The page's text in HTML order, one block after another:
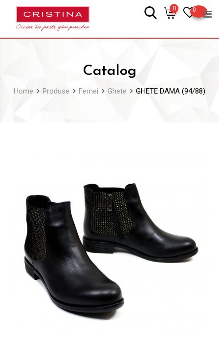
0
0
Catalog
Home Produse Femei Ghete GHETE DAMA (94/88)